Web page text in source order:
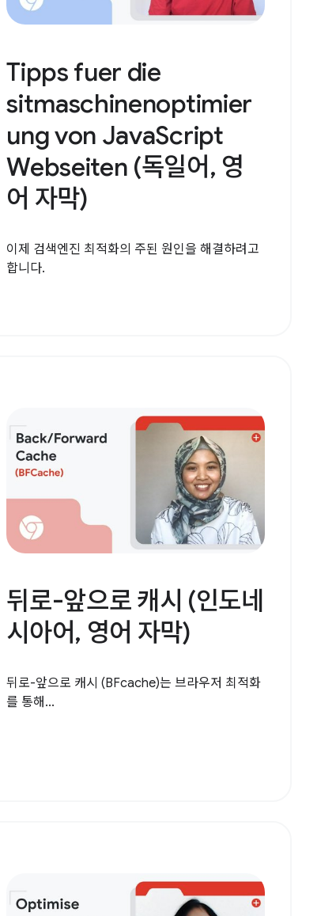
Tipps fuer die
sitmaschinenoptimier
ung von JavaScript
Webseiten (독일어, 영
어 자막)
이제 검색엔진 최적화의 주된 원인을 해결하려고
합니다.
뒤로-앞으로 캐시 (인도네
시아어, 영어 자막)
뒤로-앞으로 캐시 (BFcache)는 브라우저 최적화
를 통해...